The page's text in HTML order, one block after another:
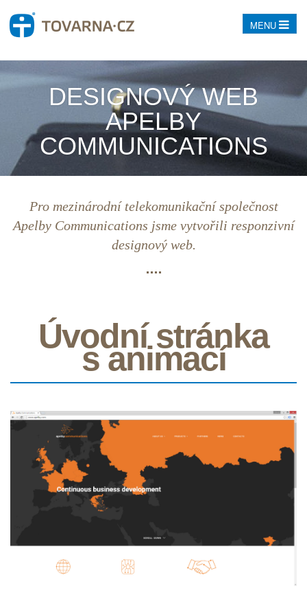
MENU
DESIGNOVÝ WEB
APELBY
COMMUNICATIONS
Pro mezinárodní telekomunikační společnost
Apelby Communications jsme vytvořili responzivní
designový web.
Úvodní stránka
s animací